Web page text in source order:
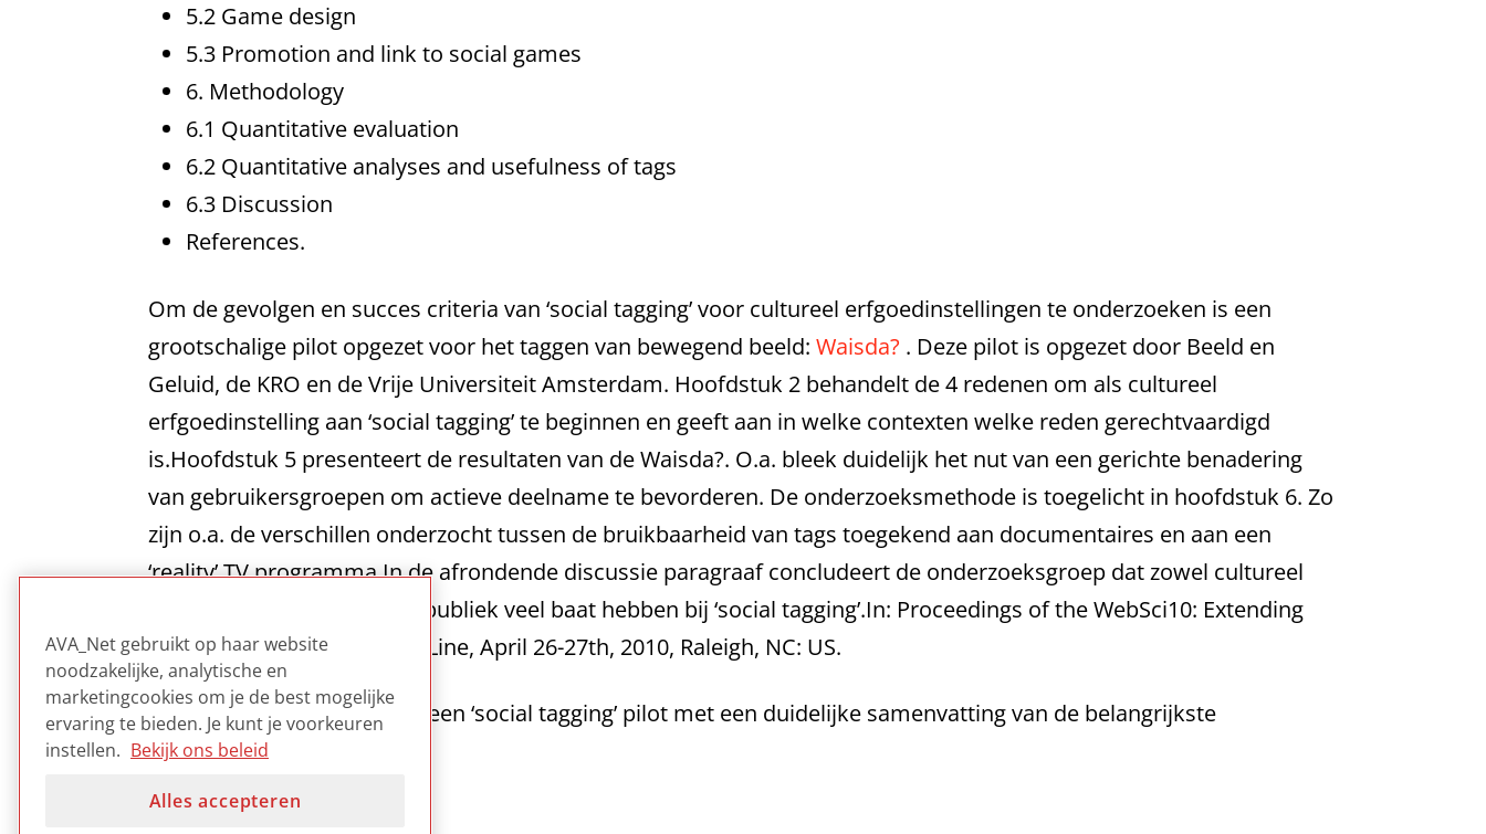
5.2 Game design
5.3 Promotion and link to social games
6. Methodology
6.1 Quantitative evaluation
6.2 Quantitative analyses and usefulness of tags
6.3 Discussion
References.
Om de gevolgen en succes criteria van ‘social tagging’ voor cultureel erfgoedinstellingen te onderzoeken is een
grootschalige pilot opgezet voor het taggen van bewegend beeld:Waisda? . Deze pilot is opgezet door Beeld en
Geluid, de KRO en de Vrije Universiteit Amsterdam. Hoofdstuk 2 behandelt de 4 redenen om als cultureel
erfgoedinstelling aan ‘social tagging’ te beginnen en geeft aan in welke contexten welke reden gerechtvaardigd
is.Hoofdstuk 5 presenteert de resultaten van de Waisda?. O.a. bleek duidelijk het nut van een gerichte benadering
van gebruikersgroepen om actieve deelname te bevorderen. De onderzoeksmethode is toegelicht in hoofdstuk 6. Zo
zijn o.a. de verschillen onderzocht tussen de bruikbaarheid van tags toegekend aan documentaires en aan een
‘reality’ TV programma.In de afrondende discussie paragraaf concludeert de onderzoeksgroep dat zowel cultureel
erfgoedinstellingen als het publiek veel baat hebben bij ‘social tagging’.In: Proceedings of the WebSci10: Extending
the Frontiers of Society On-Line, April 26-27th, 2010, Raleigh, NC: US.
Goed leesbaar verslag van een ‘social tagging’ pilot met een duidelijke samenvatting van de belangrijkste
uitkomsten.
AVA_Net gebruikt op haar website
noodzakelijke, analytische en
marketingcookies om je de best mogelijke
ervaring te bieden. Je kunt je voorkeuren
instellen. Bekijk ons beleid
Alles accepteren